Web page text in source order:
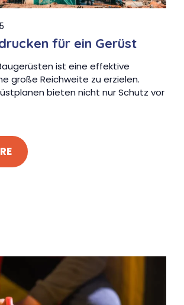
für ein Gerüst
ist eine effektive
große Reichweite zu erzielen.
bieten nicht nur Schutz vor